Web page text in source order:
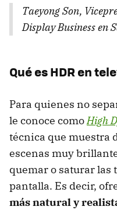
Taeyong Son,
Display Business en
Qué es HDR en
Para quienes no
le conoce comoHigh
técnica que muestra
escenas muy
quemar o saturar las
pantalla. Es decir,
más natural y